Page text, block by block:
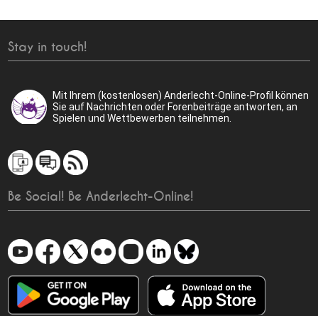
Stay in touch!
Mit Ihrem (kostenlosen) Anderlecht-Online-Profil können
Sie auf Nachrichten oder Forenbeiträge antworten, an
Spielen und Wettbewerben teilnehmen.
Be Social! Be Anderlecht-Online!